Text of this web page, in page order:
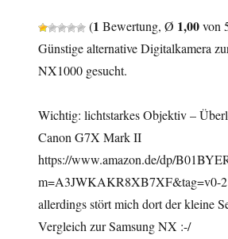
(1 Bewertung, Ø 1,00von
Günstige alternative Digitalkamera
NX1000 gesucht.
Wichtig: lichtstarkes Objektiv –
Canon G7X Mark II
https://www.amazon.de/dp/
m=A3JWKAKR8XB7XF&tag=v0-
allerdings stört mich dort der kleine
Vergleich zur Samsung NX :-/